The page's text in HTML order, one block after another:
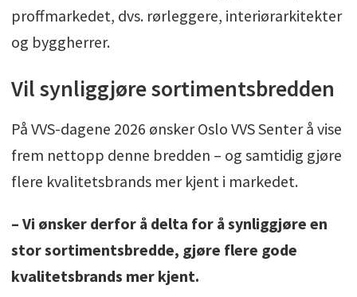
proffmarkedet, dvs. rørleggere, interiørarkitekter
og byggherrer.
Vil synliggjøre sortimentsbredden
På VVS-dagene 2026 ønsker Oslo VVS Senter å vise
frem nettopp denne bredden – og samtidig gjøre
flere kvalitetsbrands mer kjent i markedet.
– Vi ønsker derfor å delta for å synliggjøre en
stor sortimentsbredde, gjøre flere gode
kvalitetsbrands mer kjent.